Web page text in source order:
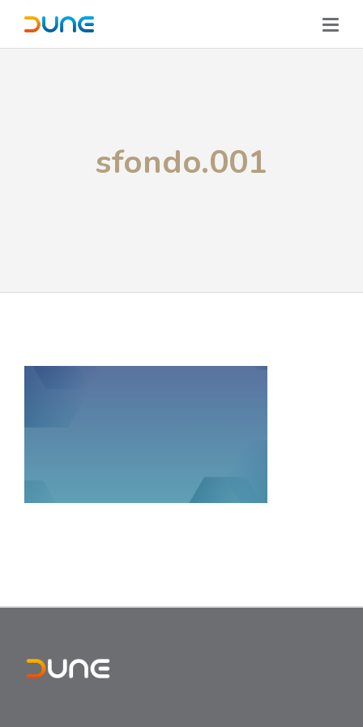
sfondo.001